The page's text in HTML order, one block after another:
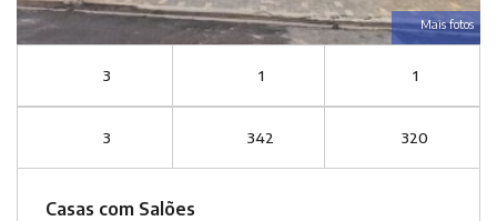
Mais fotos
3 1 1
3 342 320
Casas com Salões